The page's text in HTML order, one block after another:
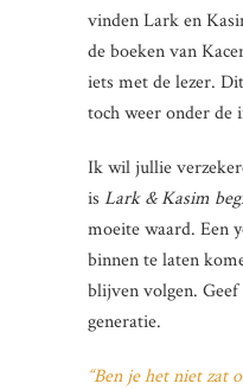
vinden Lark en
de boeken van
iets met de lezer.
toch weer onder de
Ik wil jullie
is Lark & Kasim
moeite waard. Een
binnen te laten
blijven volgen.
generatie.
“Ben je het niet zat